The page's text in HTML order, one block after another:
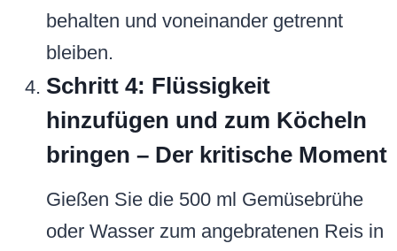
behalten und voneinander getrennt
bleiben.
Schritt 4: Flüssigkeit
hinzufügen und zum Köcheln
bringen – Der kritische Moment
Gießen Sie die 500 ml Gemüsebrühe
oder Wasser zum angebratenen Reis in